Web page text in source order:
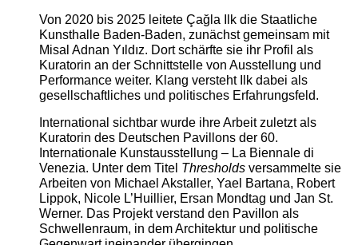
Von 2020 bis 2025 leitete Çağla Ilk die Staatliche
Kunsthalle Baden-Baden, zunächst gemeinsam mit
Misal Adnan Yıldız. Dort schärfte sie ihr Profil als
Kuratorin an der Schnittstelle von Ausstellung und
Performance weiter. Klang versteht Ilk dabei als
gesellschaftliches und politisches Erfahrungsfeld.
International sichtbar wurde ihre Arbeit zuletzt als
Kuratorin des Deutschen Pavillons der 60.
Internationale Kunstausstellung – La Biennale di
Venezia. Unter dem Titel Thresholdsversammelte sie
Arbeiten von Michael Akstaller, Yael Bartana, Robert
Lippok, Nicole L’Huillier, Ersan Mondtag und Jan St.
Werner. Das Projekt verstand den Pavillon als
Schwellenraum, in dem Architektur und politische